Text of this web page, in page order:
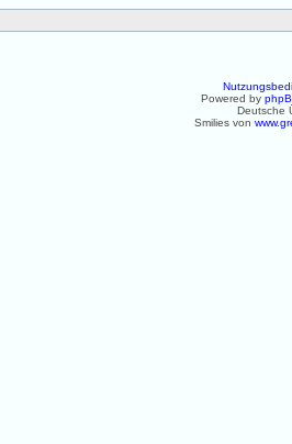
Powered by
Deutsche
Smilies von